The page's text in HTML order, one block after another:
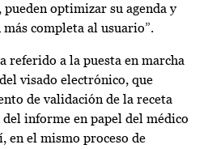
optimizar su agenda y
completa al usuario”.
referido a la puesta en marcha
visado electrónico, que
de validación de la receta
informe en papel del médico
en el mismo proceso de